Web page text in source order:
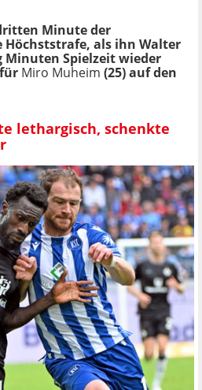
Minute der
Höchststrafe, als ihn Walter
Spielzeit wieder
Miro Muheim (25) auf den
lethargisch, schenkte